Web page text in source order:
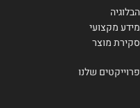
הבלוגיה
מידע מקצועי
סקירת מוצר
פרוייקטים שלנו